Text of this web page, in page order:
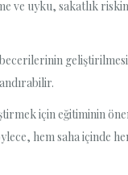
ve uyku, sakatlık
için eğitiminin
hem saha içinde hem